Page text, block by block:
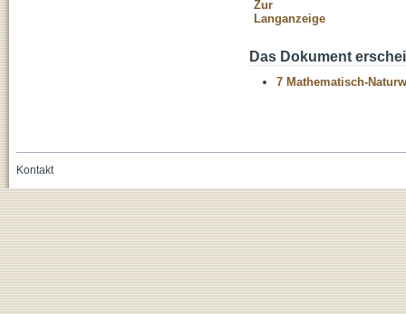
Zur
Langanzeige
Das Dokument
7 Mathematisch-
Kontakt